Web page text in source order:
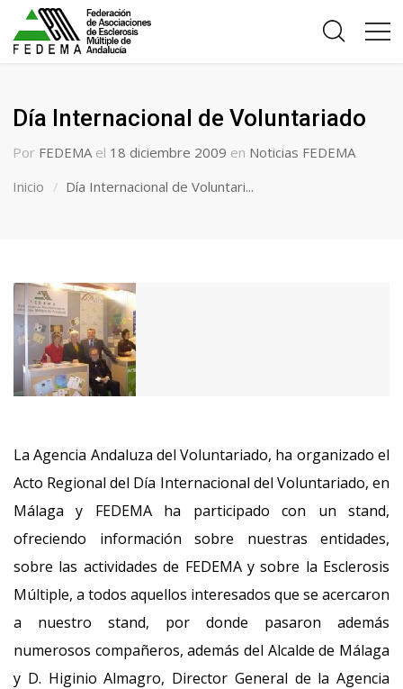
Día Internacional de Voluntariado
Por FEDEMA el 18 diciembre 2009 en Noticias FEDEMA
Inicio
Día Internacional de Voluntari...
La Agencia Andaluza del Voluntariado, ha organizado el
Acto Regional del Día Internacional del Voluntariado, en
Málaga y FEDEMA ha participado con un stand,
ofreciendo información sobre nuestras entidades,
sobre las actividades de FEDEMA y sobre la Esclerosis
Múltiple, a todos aquellos interesados que se acercaron
a nuestro stand, por donde pasaron además
numerosos compañeros, además del Alcalde de Málaga
y D. Higinio Almagro, Director General de la Agencia